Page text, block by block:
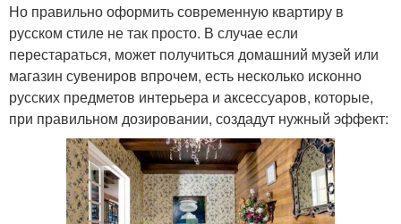
Но правильно оформить современную квартиру в
русском стиле не так просто. В случае если
перестараться, может получиться домашний музей или
магазин сувениров впрочем, есть несколько исконно
русских предметов интерьера и аксессуаров, которые,
при правильном дозировании, создадут нужный эффект: